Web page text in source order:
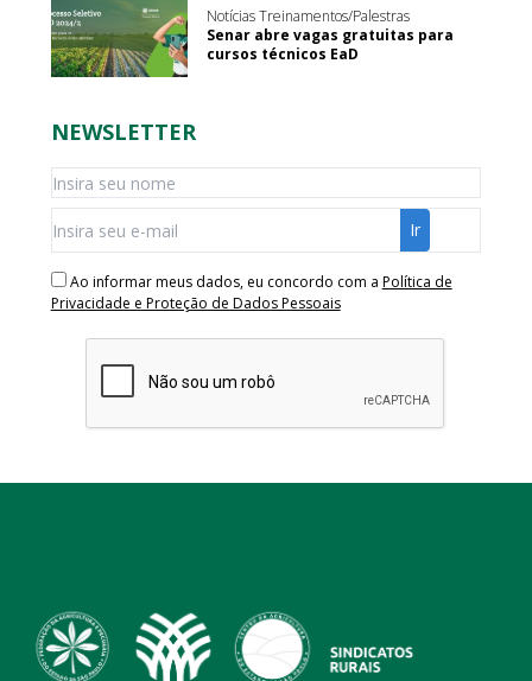
Notícias Treinamentos/Palestras
Senar abre vagas gratuitas para
cursos técnicos EaD
NEWSLETTER
Ao informar meus dados, eu concordo com a Política de
Privacidade e Proteção de Dados Pessoais